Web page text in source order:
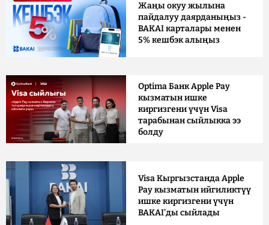
Жаңы окуу жылына
пайдалуу даярданыңыз -
BAKAI карталары менен
5% кешбэк алыңыз
Optima Банк Apple Pay
кызматын ишке
киргизгени үчүн Visa
тарабынан сыйлыкка ээ
болду
Visa Кыргызстанда Apple
Pay кызматын ийгиликтүү
ишке киргизгени үчүн
BAKAI'ды сыйлады